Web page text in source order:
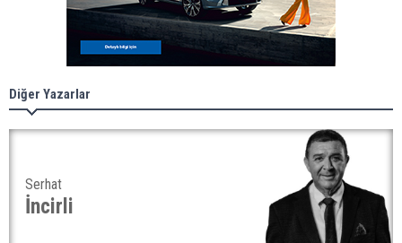
Diğer Yazarlar
Serhat
İncirli